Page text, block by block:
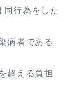
同行為をした
病者である
超える負担